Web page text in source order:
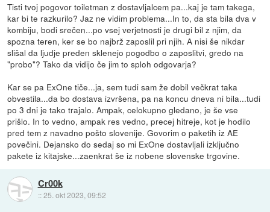
Tisti tvoj pogovor toiletman z dostavljalcem pa...kaj je tam takega,
kar bi te razkurilo? Jaz ne vidim problema...In to, da sta bila dva v
kombiju, bodi srečen...po vsej verjetnosti je drugi bil z njim, da
spozna teren, ker se bo najbrž zaposlil pri njih. A nisi še nikdar
slišal da ljudje preden sklenejo pogodbo o zaposlitvi, gredo na
"probo"? Tako da vidijo če jim to sploh odgovarja?
Kar se pa ExOne tiče...ja, sem tudi sam že dobil večkrat taka
obvestila...da bo dostava izvršena, pa na koncu dneva ni bila...tudi
po 3 dni je tako trajalo. Ampak, celokupno gledano, je še vse
prišlo. In to vedno, ampak res vedno, precej hitreje, kot je hodilo
pred tem z navadno pošto slovenije. Govorim o paketih iz AE
povečini. Dejansko do sedaj so mi ExOne dostavljali izključno
pakete iz kitajske...zaenkrat še iz nobene slovenske trgovine.
Cr00k
::25. okt 2023, 09:52